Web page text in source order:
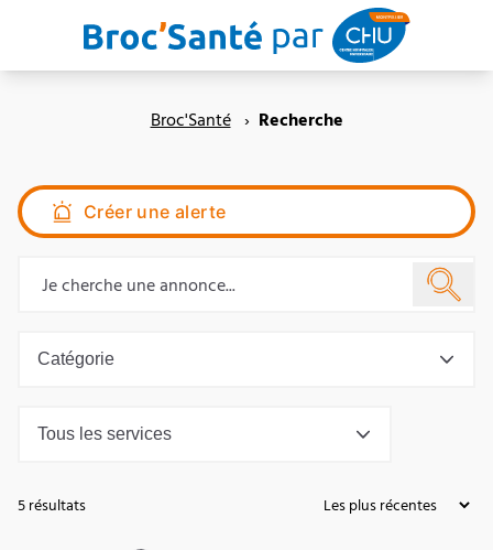
Broc'Santé › Recherche
Catégorie
Tous les services
Créer une alerte
5 résultats